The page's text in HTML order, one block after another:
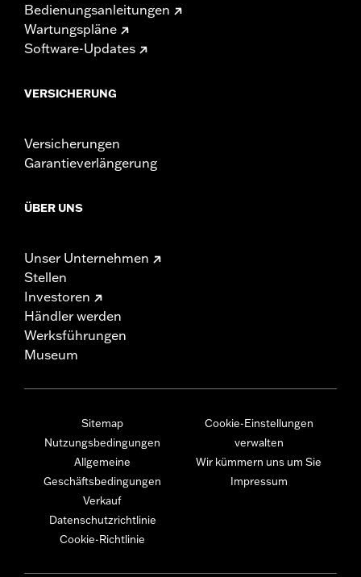
Bedienungsanleitungen
Wartungspläne
Software-Updates
VERSICHERUNG
Versicherungen
Garantieverlängerung
ÜBER UNS
Unser Unternehmen
Stellen
Investoren
Händler werden
Werksführungen
Museum
Sitemap
Nutzungsbedingungen
Allgemeine
Geschäftsbedingungen
Verkauf
Datenschutzrichtlinie
Cookie-Richtlinie
Cookie-Einstellungen
verwalten
Wir kümmern uns um Sie
Impressum